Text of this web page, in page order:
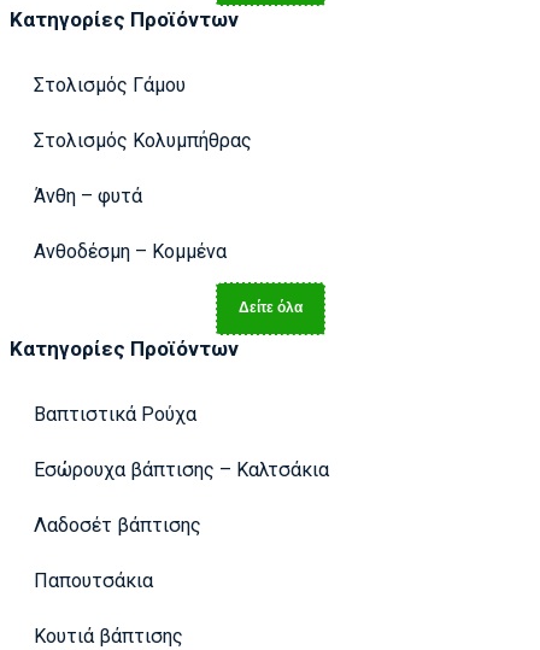
Κατηγορίες Προϊόντων
Στολισμός Γάμου
Στολισμός Κολυμπήθρας
Άνθη – φυτά
Ανθοδέσμη – Κομμένα
Δείτε όλα
Κατηγορίες Προϊόντων
Βαπτιστικά Ρούχα
Εσώρουχα βάπτισης – Καλτσάκια
Λαδοσέτ βάπτισης
Παπουτσάκια
Κουτιά βάπτισης